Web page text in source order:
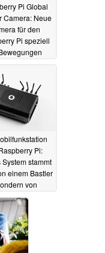
Pi Global
Camera: Neue
für den
Pi speziell
Pi:
System stammt
einem Bastler
von
22.02.2023